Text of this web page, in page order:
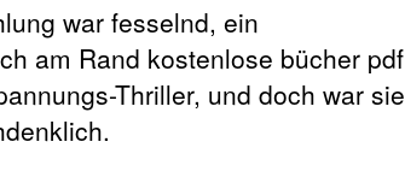
war fesselnd, ein
am Rand kostenlose bücher pdf
Thriller, und doch war sie